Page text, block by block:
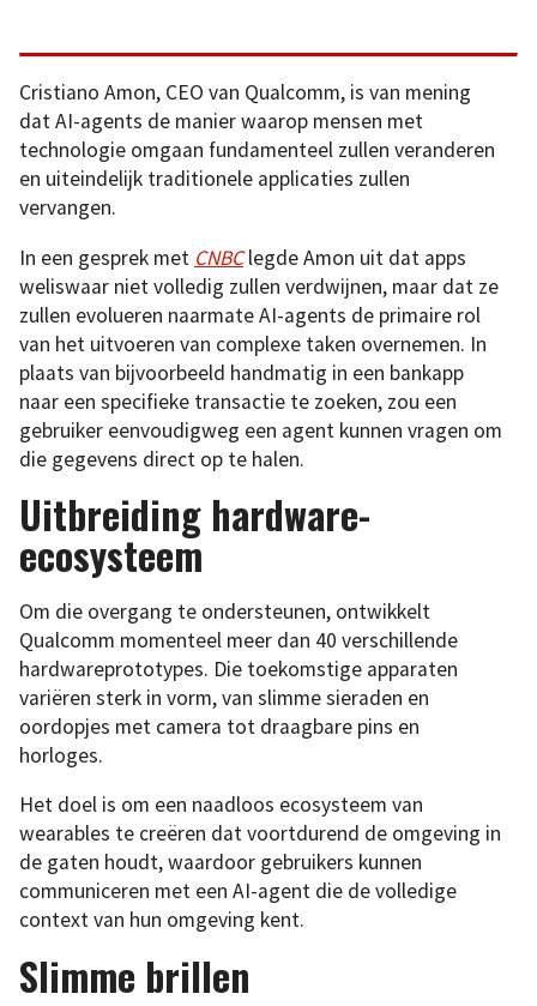
Cristiano Amon, CEO van Qualcomm, is van mening
dat AI-agents de manier waarop mensen met
technologie omgaan fundamenteel zullen veranderen
en uiteindelijk traditionele applicaties zullen
vervangen.
In een gesprek met CNBClegde Amon uit dat apps
weliswaar niet volledig zullen verdwijnen, maar dat ze
zullen evolueren naarmate AI-agents de primaire rol
van het uitvoeren van complexe taken overnemen. In
plaats van bijvoorbeeld handmatig in een bankapp
naar een specifieke transactie te zoeken, zou een
gebruiker eenvoudigweg een agent kunnen vragen om
die gegevens direct op te halen.
Uitbreiding hardware-
ecosysteem
Om die overgang te ondersteunen, ontwikkelt
Qualcomm momenteel meer dan 40 verschillende
hardwareprototypes. Die toekomstige apparaten
variëren sterk in vorm, van slimme sieraden en
oordopjes met camera tot draagbare pins en
horloges.
Het doel is om een naadloos ecosysteem van
wearables te creëren dat voortdurend de omgeving in
de gaten houdt, waardoor gebruikers kunnen
communiceren met een AI-agent die de volledige
context van hun omgeving kent.
Slimme brillen